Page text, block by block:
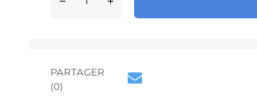
PARTAGER
(0)